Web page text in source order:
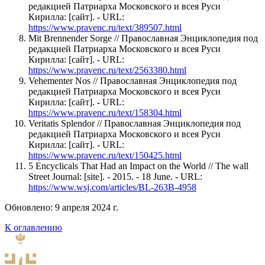
редакцией Патриарха Московского и всея Руси
Кирилла: [сайт]. - URL:
https://www.pravenc.ru/text/389507.html
Mit Brennender Sorge // Православная Энциклопедия под
редакцией Патриарха Московского и всея Руси
Кирилла: [сайт]. - URL:
https://www.pravenc.ru/text/2563380.html
Vehementer Nos // Православная Энциклопедия под
редакцией Патриарха Московского и всея Руси
Кирилла: [сайт]. - URL:
https://www.pravenc.ru/text/158304.html
Veritatis Splendor // Православная Энциклопедия под
редакцией Патриарха Московского и всея Руси
Кирилла: [сайт]. - URL:
https://www.pravenc.ru/text/150425.html
5 Encyclicals That Had an Impact on the World // The wall
Street Journal: [site]. - 2015. - 18 June. - URL:
https://www.wsj.com/articles/BL-263B-4958
Обновлено: 9 апреля 2024 г.
К оглавлению